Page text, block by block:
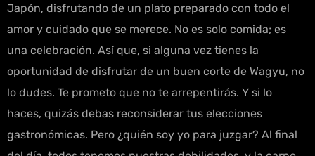
Japón, disfrutando de un plato preparado con todo el
amor y cuidado que se merece. No es solo comida; es
una celebración. Así que, si alguna vez tienes la
oportunidad de disfrutar de un buen corte de Wagyu, no
lo dudes. Te prometo que no te arrepentirás. Y si lo
haces, quizás debas reconsiderar tus elecciones
gastronómicas. Pero ¿quién soy yo para juzgar? Al final